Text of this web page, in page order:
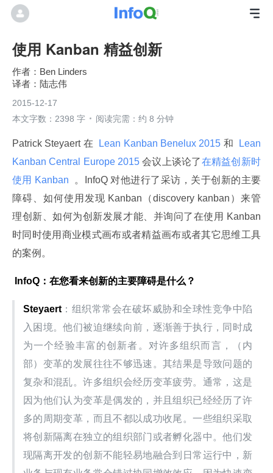
使用 Kanban 精益创新
Ben Linders
陆志伟
2015-12-17
本文字数：2398 字
阅读完需：约 8 分钟
Patrick Steyaert 在 Lean Kanban Benelux 2015 和
Lean
Kanban Central Europe 2015 会议上谈论了在精益创新时
使用 Kanban
。InfoQ 对他进行了采访，关于创新的主要
障碍、如何使用发现 Kanban（discovery kanban）来管
理创新、如何为创新发展才能、并询问了在使用 Kanban
时同时使用商业模式画布或者精益画布或者其它思维工具
的案例。
InfoQ ：在您看来创新的主要障碍是什么？
Steyaert ：组织常常会在破坏威胁和全球性竞争中陷
入困境。他们被迫继续向前，逐渐善于执行，同时成
为一个经验丰富的创新者。对许多组织而言，（内
部）变革的发展往往不够迅速。其结果是导致问题的
复杂和混乱。许多组织会经历变革疲劳。通常，这是
因为他们认为变革是偶发的，并且组织已经经历了许
多的周期变革，而且不都以成功收尾。一些组织采取
将创新隔离在独立的组织部门或者孵化器中。他们发
现隔离开发的创新不能轻易地融合到日常运行中，新